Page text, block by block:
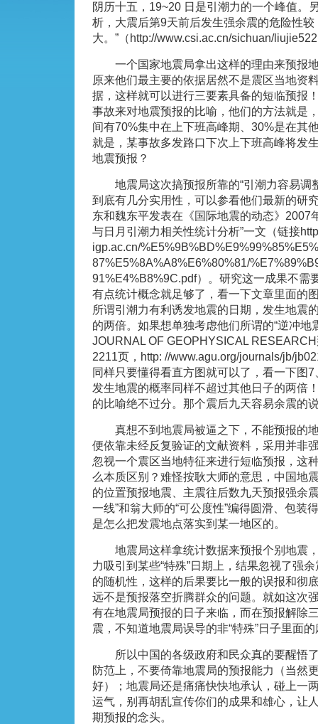
阴历十五，19~20 日是引潮力的一个峰值。
析，大震后第9天前后发生强余震的危险性较
大。”（http://www.csi.ac.cn/sichuan/
一个国家地震局拿出这样的理由来预报
原来他们最主要的依据居然不是震区当地资
据，这样就可以进行三要素具备的短临预报
事故来对地震预报的比喻，他们的方法就是
间有70%集中在上下班高峰期、30%是在其
就是，某事故多发路口下次上下班高峰将发
地震预报？
地震局这次搞预报所靠的“引潮力容易调
到底有几分实用性，可以参看他们最新的研
东和魏东平发表在《国际地震的动态》2007
与日月引潮力相关性统计分析”一文（链接
igp.ac.cn/
87%E5%8A%A8%E6%80%81/
91%E4%B8%9C.pdf）。研究这一成果不需
有点统计概念就足够了，看一下文章里面的
所谓引潮力有利诱发地震的日期，发生地震
的两倍。如果想单独考虑他们所谓的“逆冲地
JOURNAL OF GEOPHYSICAL
2211页，http: //www.agu.org/journals/jb/
同样只要懂得看直方图就可以了，看一下图
发生地震的概率同样不超过其他日子的两倍
的比喻绝不过分。那个震后九天容易余震的
真想不到地震局被逼之下，不能预报的
便依靠未经反复验证的文献资料，采用并非
忽视一个震区当地特征来进行短临预报，这
么本质区别？难怪按耿大师的意思，中国地
的位置预报地震、主震往后数九天预报强余
一线”和翁大师的“可公度性”编得圆滑、包装
是怎么把发震地点落实到某一地区的。
地震局这样拿统计数据来预报个别地震
力吸引到某些“特殊”日期上，结果忽视了强
的随机性，这样的后果要比一般的误报和彻
远不是预报落空折腾群众的问题。就如这次
有在地震局预报的日子来临，而在预报解除
震，不知道地震局误导的非“特殊”日子里面
所以中国的各级政府和民众真的要醒悟
防范上，不要倚靠地震局的预报能力（当然
好）；地震局还是痛痛快快地承认，碰上一
运气，别再胡乱宣传你们的成果和雄心，让
期预报的念头。